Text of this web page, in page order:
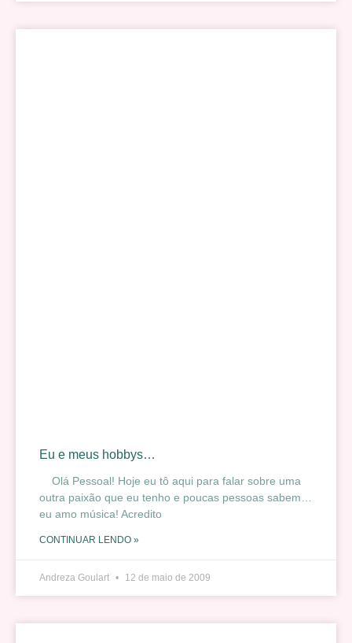
Eu e meus hobbys…
Olá Pessoal! Hoje eu tô aqui para falar sobre uma
outra paixão que eu tenho e poucas pessoas sabem…
eu amo música! Acredito
CONTINUAR LENDO »
Andreza Goulart 12 de maio de 2009